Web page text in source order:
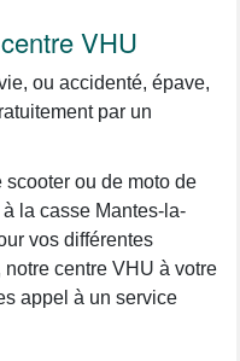
VHU
ou accidenté, épave,
par un
ou de moto de
la casse Mantes-la-
vos différentes
centre VHU à votre
appel à un service